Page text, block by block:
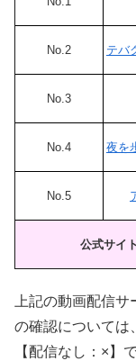
No.2 テバ
No.3
No.4 夜を
No.5
公式サイ
上記の動画配信
の確認については
【配信なし：×】